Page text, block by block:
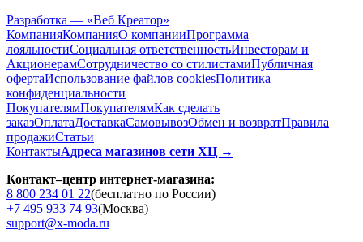
Разработка — «Веб Креатор»
КомпанияКомпанияО компанииПрограмма
лояльностиСоциальная ответственностьИнвесторам и
АкционерамСотрудничество со стилистамиПубличная
офертаИспользование файлов cookiesПолитика
конфиденциальности
ПокупателямПокупателямКак сделать
заказОплатаДоставкаCамовывозОбмен и возвратПравила
продажиСтатьи
КонтактыАдреса магазинов сети ХЦ →
Контакт–центр интернет-магазина:
8 800 234 01 22(бесплатно по России)
+7 495 933 74 93(Москва)
support@x-moda.ru